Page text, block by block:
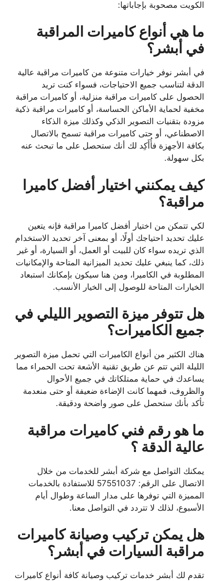
الكويت مصحوبة بإجاباتها:
ما هي أنواع كاميرات المراقبة
في أبشر؟
في أبشر نوفر خيارات متنوعة من كاميرات مراقبة عالية
الدقة لتناسب جميع الاحتياجات، فسواء كنت تريد
الحصول على كاميرات مراقبة منزلية، أو كاميرات مراقبة
مخفية لحماية الأماكن الحساسة، أو كاميرات مراقبة ذكية
مزودة بتقنيات التصوير الذكي وكذلك ميزة الذكاء
الاصطناعي، أو حتى كاميرات مراقبة تسمح بالاتصال
بكافة الأجهزة فأُأَكِد لك أنك ستحصل على ما تبحث عنه
بكل سهولة.
كيف يمكنني اختيار أفضل كاميرا
مراقبة؟
لكي تتمكن من اختيار أفضل كاميرا مراقبة فإنه يتعين
عليك تحديد احتياجك أولًا، أو بمعنى آخر تحديد الاستخدام
الذي تريده سواء كان للبيت أو العمل، أو السيارة، أو غير
ذلك، كما ينبغي عليك تحديد الميزانية المتاحة والإمكانيات
المطلوبة في الكاميرا، ومن هنا سيكون بإمكانك استبعاد
الخيارات المتاحة للوصول إلى الخيار الأنسب.
هل تتوفر ميزة التصوير الليلي في
جميع الكاميرات؟
هناك الكثير من أنواع الكاميرات التي تحمل ميزة التصوير
الليلة التي تتم عن طريق تقنية الأشعة تحت الحمراء مما
يساعدك في حماية ممتلكاتك في جميع الأحوال
والظروف، فمهما كانت الإضاءة ضعيفة أو حتى منعدمة
تأكد بأنك ستحصل على صور واضحة ودقيقة.
ما هو رقم فني كاميرات مراقبة
عالية الدقة ؟
يمكنك التواصل مع شركة أبشر للخدمات من خلال
الاتصال على الرقم: 57551037 للاستفادة بالخدمات
المميزة التي توفرها على مدار الساعة وطوال أيام
الأسبوع، لذلك لا تتردد في التواصل معنا.
هل يمكن تركيب وصيانة كاميرات
مراقبة السيارات في أبشر؟
تقدم لك أبشر خدمات تركيب وصيانة كافة أنواع كاميرات